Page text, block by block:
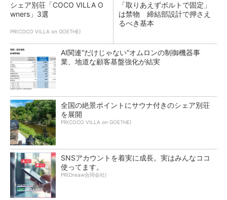
シェア別荘「COCO VILLA O
wners」3選
PR(COCO VILLA on GOETHE)
「取りあえずボルトで固定」
は禁物 締結部設計で押さえ
るべき基本
AI関連“だけじゃない”オムロンの制御機器事
業、地道な顧客基盤強化が結実
全国の絶景ポイントにサウナ付きのシェア別荘
を展開
PR(COCO VILLA on GOETHE)
SNSアカウントを着実に成長。実はみんなココ
使ってます。
PR(Dreaw合同会社)